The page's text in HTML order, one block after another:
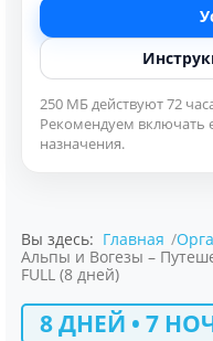
250 МБ действуют 72
Рекомендуем включать
назначения.
Вы здесь: Главная
Альпы и Вогезы –
FULL (8 дней)
8 ДНЕЙ • 7